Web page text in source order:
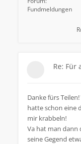
Fundmeldungen
Re: Für
Danke fürs
hatte schon eine
mir krabbeln!
Va hat man dann
seine Gegend